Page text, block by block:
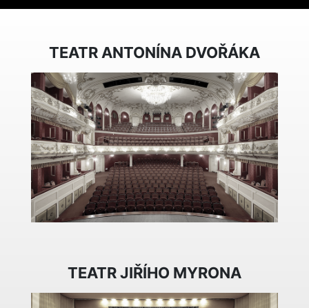
TEATR ANTONÍNA DVOŘÁKA
TEATR JIŘÍHO MYRONA